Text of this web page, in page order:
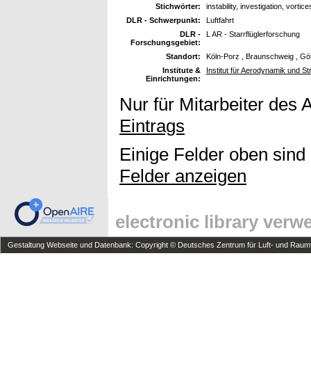
Stichwörter:
instability, investigation,
DLR - Schwerpunkt:
Luftfahrt
DLR -
Forschungsgebiet:
L AR - Starrflüglerforschung
Standort:
Köln-Porz , Braunschweig ,
Institute &
Einrichtungen:
Institut für Aerodynamik und
Nur für Mitarbeiter des
Eintrags
Einige Felder oben
Felder anzeigen
electronic library
Gestaltung Webseite und Datenbank: Copyright © Deutsches Zentrum für Luft- und